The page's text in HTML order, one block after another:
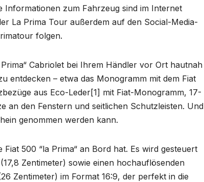
Informationen zum Fahrzeug sind im Internet
La Prima Tour außerdem auf den Social-Media-
folgen.
Cabriolet bei Ihrem Händler vor Ort hautnah
entdecken – etwa das Monogramm mit dem Fiat
aus Eco-Leder[1] mit Fiat-Monogramm, 17-
an den Fenstern und seitlichen Schutzleisten. Und
genommen werden kann.
500 “la Prima“ an Bord hat. Es wird gesteuert
Zentimeter) sowie einen hochauflösenden
Zentimeter) im Format 16:9, der perfekt in die